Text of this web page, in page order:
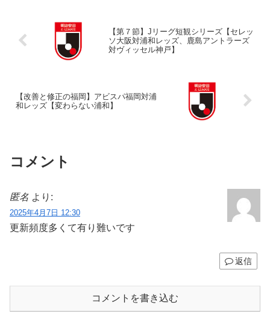
【第７節】Jリーグ短観シリーズ【セレッ
ソ大阪対浦和レッズ、鹿島アントラーズ
対ヴィッセル神戸】
【改善と修正の福岡】アビスパ福岡対浦
和レッズ【変わらない浦和】
コメント
匿名 より:
2025年4月7日 12:30
更新頻度多くて有り難いです
返信
コメントを書き込む